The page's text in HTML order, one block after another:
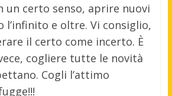
un certo senso, aprire nuovi
l’infinito e oltre. Vi consiglio,
il certo come incerto. È
cogliere tutte le novità
Cogli l’attimo